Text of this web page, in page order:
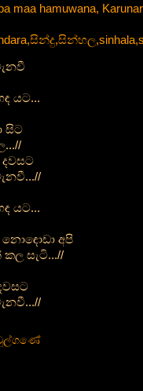
යට...
සිට
යට...
අපි
සැටි...//